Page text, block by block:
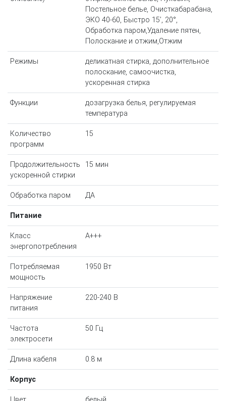
Постельное белье, Очисткабарабана,
ЭКО 40-60, Быстро 15’, 20°,
Обработка паром,Удаление пятен,
Полоскание и отжим,Отжим
Режимы
деликатная стирка, дополнительное
полоскание, самоочистка,
ускоренная стирка
Функции
дозагрузка белья, регулируемая
температура
Количество
программ
15
Продолжительность
ускоренной стирки
15 мин
Обработка паром ДА
Питание
Класс
энергопотребления
A+++
Потребляемая
мощность
1950 Вт
Напряжение
питания
220-240 В
Частота
электросети
50 Гц
Длина кабеля 0.8 м
Корпус